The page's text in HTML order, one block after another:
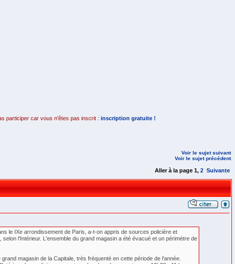
participer car vous n'êtes pas inscrit : inscription gratuite !
Voir le sujet suivant
Voir le sujet précédent
Aller à la page 1, 2 Suivante
le IXe arrondissement de Paris, a-t-on appris de sources policière et
l'Intérieur. L'ensemble du grand magasin a été évacué et un périmètre de
magasin de la Capitale, très fréquenté en cette période de l'année.